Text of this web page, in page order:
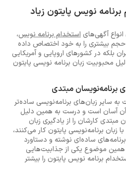
برنامه نویس پایتون زیاد
آگهی‌هایاستخدام برنامه نویس،
حجم بیشتری را به خود اختصاص داده
بلکه در کشورهای اروپایی و آمریکایی
محبوبیت زبان برنامه نویسی پایتون
به سایر زبان‌های برنامه‌نویسی ساده‌تر
آسان است و درست به همین دلیل
مبتدی کارشان را از یادگیری زبان
زبان برنامه‌نویسی پایتون کار می‌کنند،
ساده‌ای نوشته و دستاورد
همین موضوع یکی از جذابیت‌هایی
برنامه نویس پایتون را بیشتر